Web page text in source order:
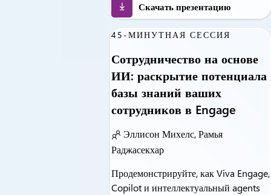
Скачать презентацию
45-МИНУТНАЯ СЕССИЯ
Сотрудничество на основе
ИИ: раскрытие потенциала
базы знаний ваших
сотрудников в Engage
Эллисон Михелс, Рамья
Раджасекхар
Продемонстрируйте, как Viva Engage,
Copilot и интеллектуальный agents